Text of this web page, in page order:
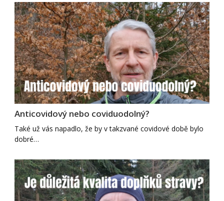
Anticovidový nebo coviduodolný?
Také už vás napadlo, že by v takzvané covidové době bylo
dobré…